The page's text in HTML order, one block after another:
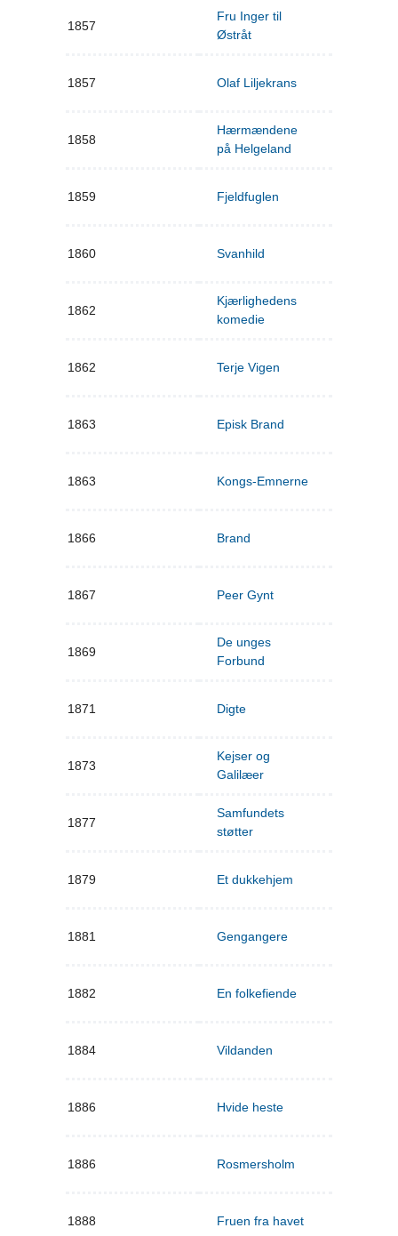
1857
Fru Inger til
Østråt
1857 Olaf Liljekrans
1858
Hærmændene
på Helgeland
1859 Fjeldfuglen
1860 Svanhild
1862
Kjærlighedens
komedie
1862 Terje Vigen
1863 Episk Brand
1863 Kongs-Emnerne
1866 Brand
1867 Peer Gynt
1869
De unges
Forbund
1871 Digte
1873
Kejser og
Galilæer
1877
Samfundets
støtter
1879 Et dukkehjem
1881 Gengangere
1882 En folkefiende
1884 Vildanden
1886 Hvide heste
1886 Rosmersholm
1888 Fruen fra havet